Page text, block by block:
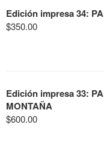
Edición impresa 34:
$350.00
Edición impresa 33:
MONTAÑA
$600.00